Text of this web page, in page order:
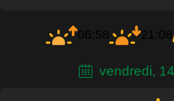
06:58 21:08
vendredi,